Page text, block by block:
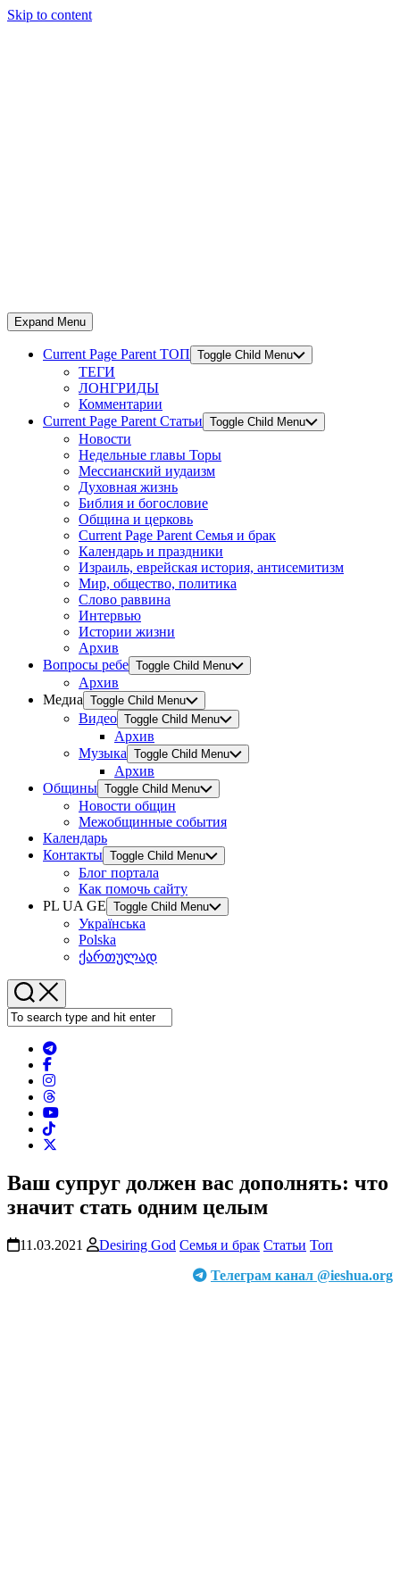
Skip to content
Expand Menu
Current Page Parent ТОП Toggle Child Menu
ТЕГИ
ЛОНГРИДЫ
Комментарии
Current Page Parent Статьи Toggle Child Menu
Новости
Недельные главы Торы
Мессианский иудаизм
Духовная жизнь
Библия и богословие
Община и церковь
Current Page Parent Семья и брак
Календарь и праздники
Израиль, еврейская история, антисемитизм
Мир, общество, политика
Слово раввина
Интервью
Истории жизни
Архив
Вопросы ребе Toggle Child Menu
Архив
Медиа Toggle Child Menu
Видео Toggle Child Menu
Архив
Музыка Toggle Child Menu
Архив
Общины Toggle Child Menu
Новости общин
Межобщинные события
Календарь
Контакты Toggle Child Menu
Блог портала
Как помочь сайту
PL UA GE Toggle Child Menu
Українська
Polska
ქართულად
Ваш супруг должен вас дополнять: что
значит стать одним целым
11.03.2021 Desiring God Семья и брак Статьи Топ
Телеграм канал @ieshua.org